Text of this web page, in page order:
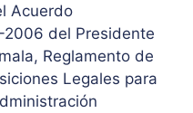
Acuerdo
del Presidente
Reglamento de
Legales para